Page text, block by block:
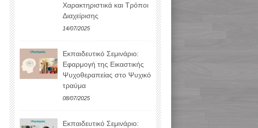
Χαρακτηριστικά και Τρόποι
Διαχείρισης
14/07/2025
Εκπαιδευτικό Σεμινάριο:
Εφαρμογή της Εικαστικής
Ψυχοθεραπείας στο Ψυχικό
τραύμα
08/07/2025
Εκπαιδευτικό Σεμινάριο: